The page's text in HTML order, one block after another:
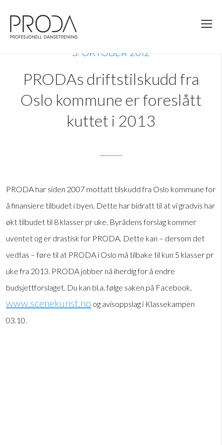
sidens
hovedinnhold
3. OKTOBER 2012
PRODAs driftstilskudd fra
Oslo kommune er foreslått
kuttet i 2013
PRODA har siden 2007 mottatt tilskudd fra Oslo kommune for
å finansiere tilbudet i byen. Dette har bidratt til at vi gradvis har
økt tilbudet til 8 klasser pr uke. Byrådens forslag kommer
uventet og er drastisk for PRODA. Dette kan – dersom det
vedtas – føre til at PRODA i Oslo må tilbake til kun 5 klasser pr
uke fra 2013. PRODA jobber nå iherdig for å endre
budsjettforslaget. Du kan bl.a. følge saken på Facebook,
www.scenekunst.no og avisoppslag i Klassekampen
03.10.